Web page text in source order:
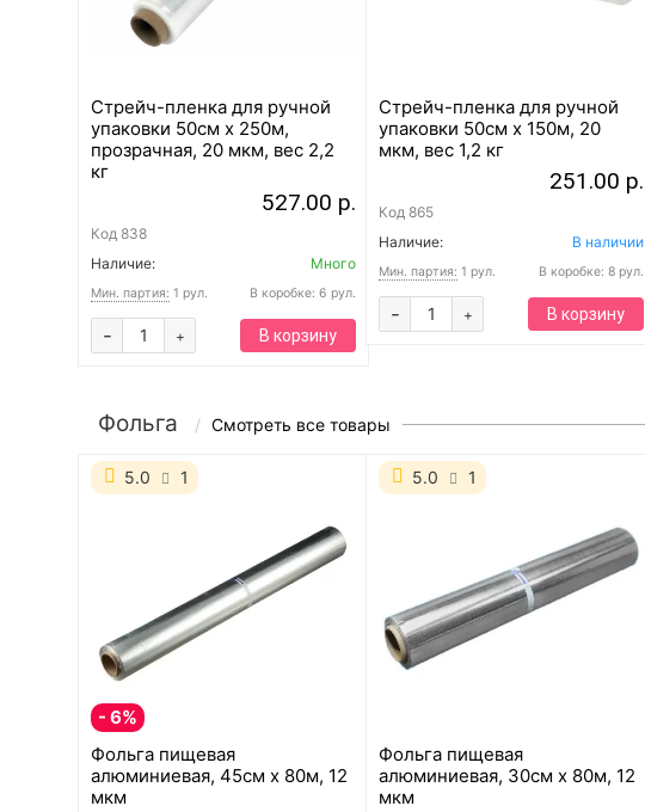
Стрейч-пленка для ручной
упаковки 50см x 250м,
прозрачная, 20 мкм, вес 2,2
кг
527.00 р.
Код838
Наличие:
Много
Мин. партия: 1 рул. В коробке: 6 рул.
+
- В корзину
Стрейч-пленка для ручной
упаковки 50см x 150м, 20
мкм, вес 1,2 кг
251.00 р.
Код865
Наличие:
В наличии
Мин. партия: 1 рул. В коробке: 8 рул.
+
- В корзину
Фольга Смотреть все товары
5.0 1
- 6%
Фольга пищевая
алюминиевая, 45см х 80м, 12
мкм
5.0 1
Фольга пищевая
алюминиевая, 30см х 80м, 12
мкм